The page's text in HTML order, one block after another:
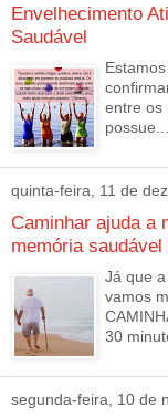
Envelhecimento
Saudável
entre os
possue...
quinta-feira, 11 de
Caminhar ajuda a
memória saudável
Já que
vamos
30
segunda-feira, 10 de